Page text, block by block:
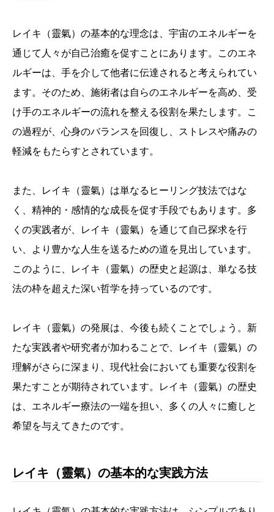
レイキ（靈氣）の基本的な理念は、宇宙のエネルギーを
通じて人々が自己治癒を促すことにあります。このエネ
ルギーは、手を介して他者に伝達されると考えられてい
ます。そのため、施術者は自らのエネルギーを高め、受
け手のエネルギーの流れを整える役割を果たします。こ
の過程が、心身のバランスを回復し、ストレスや痛みの
軽減をもたらすとされています。
また、レイキ（靈氣）は単なるヒーリング技法ではな
く、精神的・感情的な成長を促す手段でもあります。多
くの実践者が、レイキ（靈氣）を通じて自己探求を行
い、より豊かな人生を送るための道を見出しています。
このように、レイキ（靈氣）の歴史と起源は、単なる技
法の枠を超えた深い哲学を持っているのです。
レイキ（靈氣）の発展は、今後も続くことでしょう。新
たな実践者や研究者が加わることで、レイキ（靈氣）の
理解がさらに深まり、現代社会においても重要な役割を
果たすことが期待されています。レイキ（靈氣）の歴史
は、エネルギー療法の一端を担い、多くの人々に癒しと
希望を与えてきたのです。
レイキ（靈氣）の基本的な実践方法